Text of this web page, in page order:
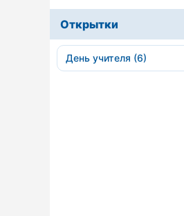
Открытки
День учителя (6)